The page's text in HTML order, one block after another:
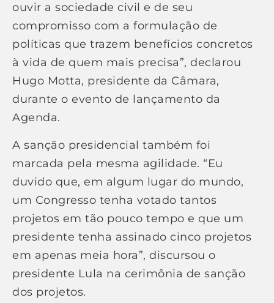
ouvir a sociedade civil e de seu
compromisso com a formulação de
políticas que trazem benefícios concretos
à vida de quem mais precisa”, declarou
Hugo Motta, presidente da Câmara,
durante o evento de lançamento da
Agenda.
A sanção presidencial também foi
marcada pela mesma agilidade. “Eu
duvido que, em algum lugar do mundo,
um Congresso tenha votado tantos
projetos em tão pouco tempo e que um
presidente tenha assinado cinco projetos
em apenas meia hora”, discursou o
presidente Lula na cerimônia de sanção
dos projetos.